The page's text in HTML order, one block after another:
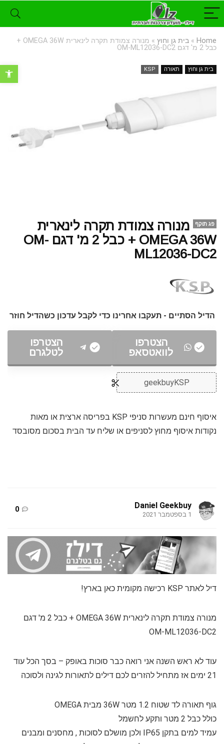
פתח
Home
» בית גן וחוץ »
מנורה צמודת תקרה לינארית OMEGA 36W +
כבל 2 מ' דגם OM-ML12036-DC2
בית גן וחוץ תאורה KSP
פג תוקף
מנורה צמודת תקרה לינארית
OMEGA 36W + כבל 2 מ' דגם OM-
ML12036-DC2
הדיל הסתיים - תעקבו אחרינו כדי לקבל עדכון כשהדיל חוזר
הצטרפו
לוואטסאפ
הצטרפו
לטלגרם
geekbuyKSP
איסוף חינם מעשרות סניפי KSP בפריסה ארצית או מאות
נקודות איסוף מחוץ לסניפים או שליח עד הבית בסכום מסובסד
Daniel Geekbuy
1 בספטמבר 2021
0
דיל לאתר KSP רכישה מקומית כאן בארץ!
מנורה צמודת תקרה לינארית OMEGA 36W + כבל 2 מ' דגם
OM-ML12036-DC2
עוד לא ראש השנה אני רואה כבר סוכות באופק – בסך הכל עוד
21 ימים אז מתחיל להזרים לכם דילים לתאורות לגינה ולסוכה
גוף תאורה לד שטוח 1.2 מטר 36W מבית OMEGA
כולל כבל 2 מטר ותקע לחשמל
עמיד למים בתקן IP65 ולכן מושלם לסוכות , מחסנים ומבנים